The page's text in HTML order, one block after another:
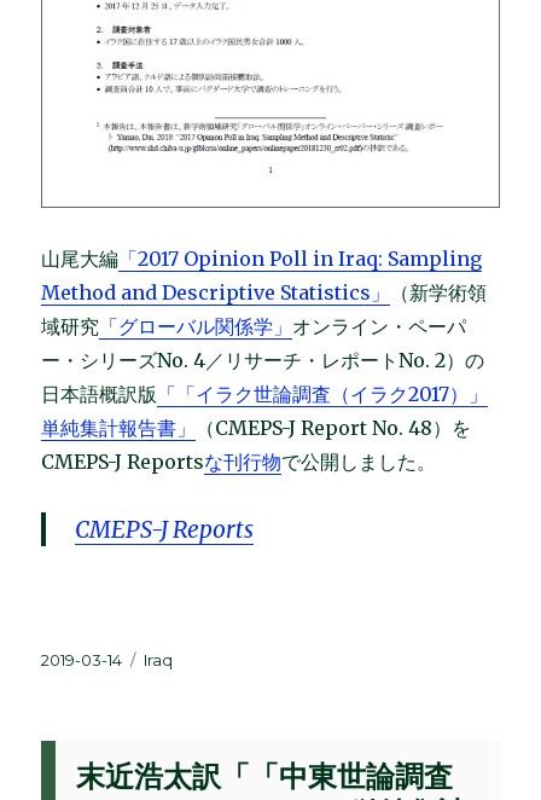
山尾大編 「2017 Opinion Poll in Iraq: Sampling
Method and Descriptive Statistics」
（新学術領
域研究 「グローバル関係学」 オンライン・ペーパ
ー・シリーズNo. 4／リサーチ・レポートNo. 2）の
日本語概訳版 「「イラク世論調査（イラク2017）」
単純集計報告書」
（CMEPS-J Report No. 48）を
CMEPS-J Reportsな刊行物で公開しました。
CMEPS-J Reports
投
2019-03-14
カ
ー
Iraq
末近浩太訳「「中東世論調査